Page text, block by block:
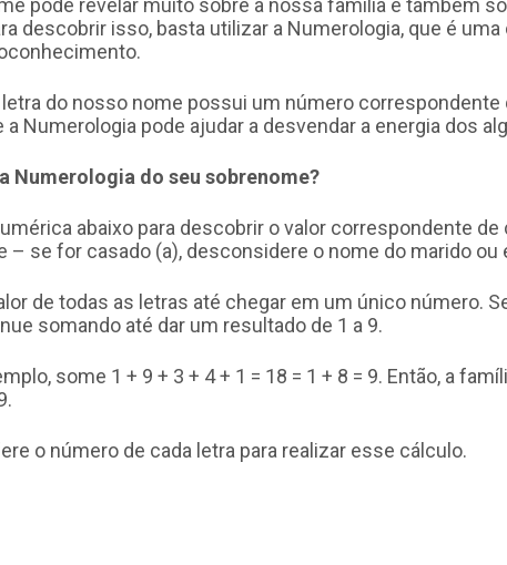
descobrir isso, basta utilizar a Numerologia, que é
do nosso nome possui um número correspondente
a Numerologia pode ajudar a desvendar a energia dos
Numerologia do seu sobrenome?
abaixo para descobrir o valor correspondente de
– se for casado (a), desconsidere o nome do marido ou
de todas as letras até chegar em um único número.
somando até dar um resultado de 1 a 9.
some 1 + 9 + 3 + 4 + 1 = 18 = 1 + 8 = 9. Então, a
o número de cada letra para realizar esse cálculo.